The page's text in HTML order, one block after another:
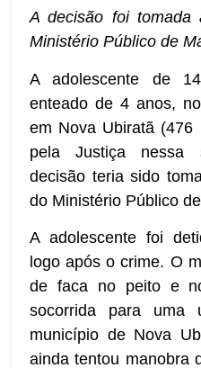
A decisão foi tomada
Ministério Público de
A adolescente de
enteado de 4 anos,
em Nova Ubiratã
pela Justiça nessa
decisão teria sido
do Ministério Público
A adolescente foi
logo após o crime. O
de faca no peito e
socorrida para uma
município de Nova
ainda tentou manobra